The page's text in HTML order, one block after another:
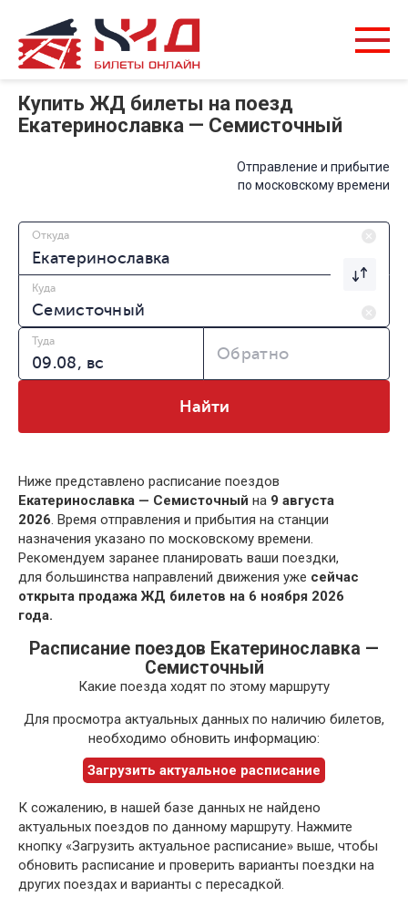
Купить ЖД билеты на поезд
Екатеринославка — Семисточный
Отправление и прибытие
по московскому времени
Откуда
Куда
Туда
Обратно
Найти
Ниже представлено расписание поездов
Екатеринославка — Семисточный на 9 августа
2026. Время отправления и прибытия на станции
назначения указано по московскому времени.
Рекомендуем заранее планировать ваши поездки,
для большинства направлений движения уже сейчас
открыта продажа ЖД билетов на 6 ноября 2026
года.
Расписание поездов Екатеринославка —
Семисточный
Какие поезда ходят по этому маршруту
Для просмотра актуальных данных по наличию билетов,
необходимо обновить информацию:
Загрузить актуальное расписание
К сожалению, в нашей базе данных не найдено
актуальных поездов по данному маршруту. Нажмите
кнопку «Загрузить актуальное расписание» выше, чтобы
обновить расписание и проверить варианты поездки на
других поездах и варианты с пересадкой.